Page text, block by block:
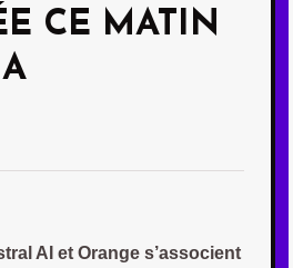
CE MATIN
AI et Orange s’associent